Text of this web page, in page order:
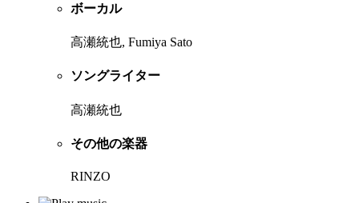
ボーカル
高瀬統也, Fumiya Sato
ソングライター
高瀬統也
その他の楽器
RINZO